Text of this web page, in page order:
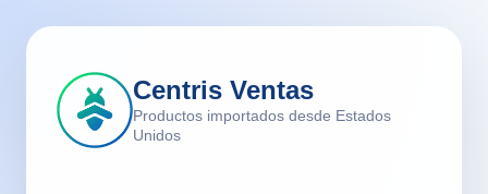
Centris Ventas
Productos importados desde Estados
Unidos